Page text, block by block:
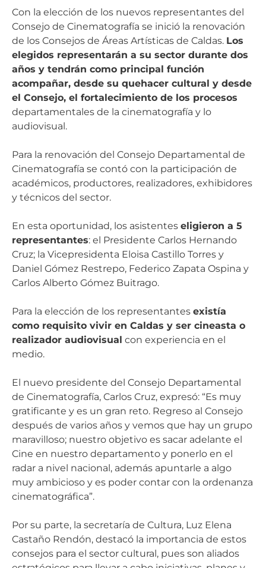
Con la elección de los nuevos representantes del
Consejo de Cinematografía se inició la renovación
de los Consejos de Áreas Artísticas de Caldas. Los
elegidos representarán a su sector durante dos
años y tendrán como principal función
acompañar, desde su quehacer cultural y desde
el Consejo, el fortalecimiento de los procesos
departamentales de la cinematografía y lo
audiovisual.
Para la renovación del Consejo Departamental de
Cinematografía se contó con la participación de
académicos, productores, realizadores, exhibidores
y técnicos del sector.
En esta oportunidad, los asistentes eligieron a 5
representantes: el Presidente Carlos Hernando
Cruz; la Vicepresidenta Eloisa Castillo Torres y
Daniel Gómez Restrepo, Federico Zapata Ospina y
Carlos Alberto Gómez Buitrago.
Para la elección de los representantes existía
como requisito vivir en Caldas y ser cineasta o
realizador audiovisual con experiencia en el
medio.
El nuevo presidente del Consejo Departamental
de Cinematografía, Carlos Cruz, expresó: “Es muy
gratificante y es un gran reto. Regreso al Consejo
después de varios años y vemos que hay un grupo
maravilloso; nuestro objetivo es sacar adelante el
Cine en nuestro departamento y ponerlo en el
radar a nivel nacional, además apuntarle a algo
muy ambicioso y es poder contar con la ordenanza
cinematográfica”.
Por su parte, la secretaría de Cultura, Luz Elena
Castaño Rendón, destacó la importancia de estos
consejos para el sector cultural, pues son aliados